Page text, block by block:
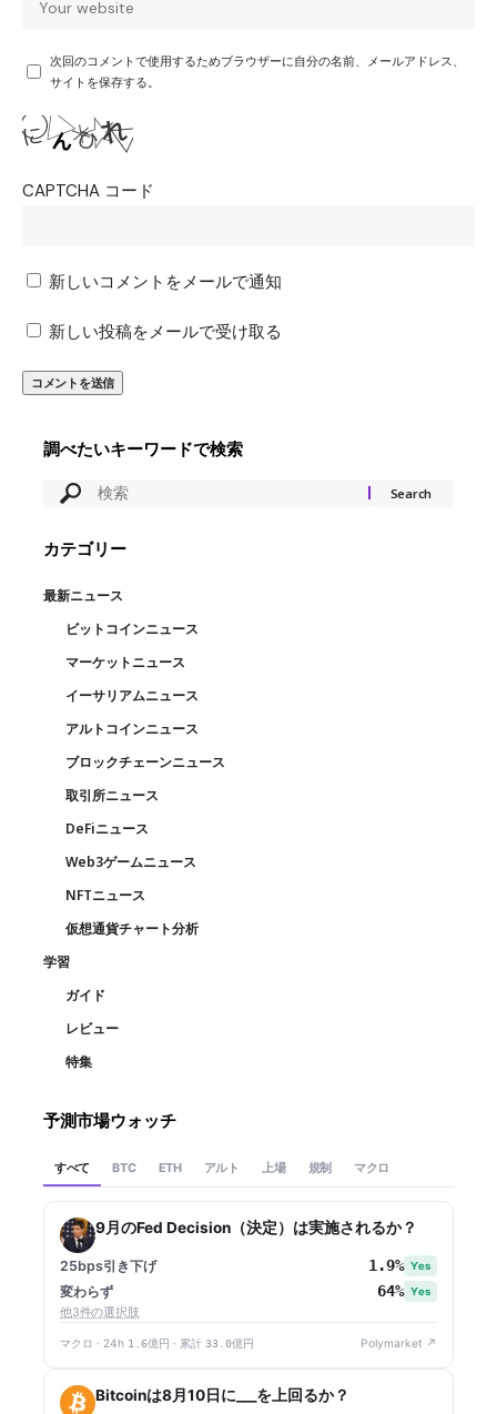
次回のコメントで使用するためブラウザーに自分の名前、メールアドレス、
サイトを保存する。
CAPTCHA コード
新しいコメントをメールで通知
新しい投稿をメールで受け取る
調べたいキーワードで検索
カテゴリー
最新ニュース
ビットコインニュース
マーケットニュース
イーサリアムニュース
アルトコインニュース
ブロックチェーンニュース
取引所ニュース
DeFiニュース
Web3ゲームニュース
NFTニュース
仮想通貨チャート分析
学習
ガイド
レビュー
特集
予測市場ウォッチ
すべて BTC ETH アルト 上場 規制 マクロ
9月のFed Decision（決定）は実施されるか？
25bps引き下げ 1.9% Yes
変わらず 64% Yes
他3件の選択肢
マクロ · 24h 1.6億円 · 累計 33.0億円 Polymarket ↗
Bitcoinは8月10日に___を上回るか？